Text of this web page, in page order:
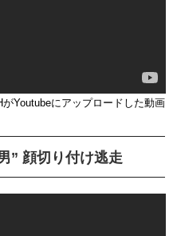
Youtubeにアップロードした動画
” 顔切り付け逃走